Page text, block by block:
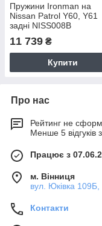
Пружини Ironman на
Nissan Patrol Y60, Y61
задні NISS008B
11 739 ₴
Купити
Про нас
Рейтинг не
Менше 5 відгуків
Працює з
м. Вінниця
вул. Юківка 109Б,
Контакти